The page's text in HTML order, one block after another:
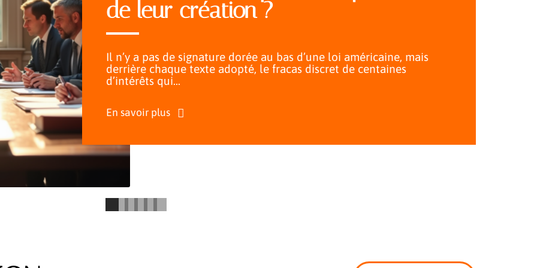
de leur création ?
Il n’y a pas de signature dorée au bas d’une loi américaine, mais
derrière chaque texte adopté, le fracas discret de centaines
d’intérêts qui…
En savoir plus